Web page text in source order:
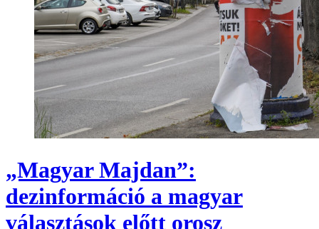
„Magyar Majdan”:
dezinformáció a magyar
választások előtt orosz